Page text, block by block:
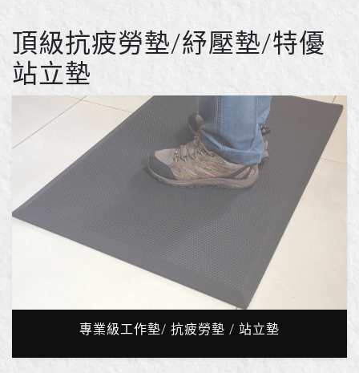
頂級抗疲勞墊/紓壓墊/特優
站立墊
專業級工作墊/ 抗疲勞墊 / 站立墊